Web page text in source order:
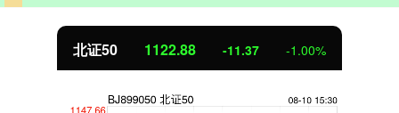
北证50 1122.88 -11.37 -1.00%